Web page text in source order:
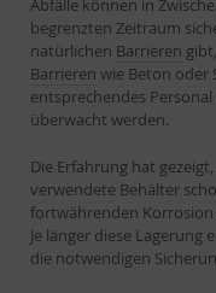
Abfälle können in
begrenzten Zeitraum
natürlichen Barrieren
Barrieren wie Beton oder
entsprechendes
überwacht werden.
Die Erfahrung hat
verwendete Behälter
fortwährenden Korrosion
Je länger diese
die notwendigen